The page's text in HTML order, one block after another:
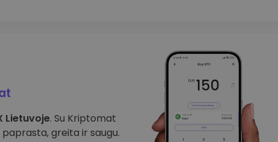
Lietuvoje. Su Kriptomat
greita ir saugu.